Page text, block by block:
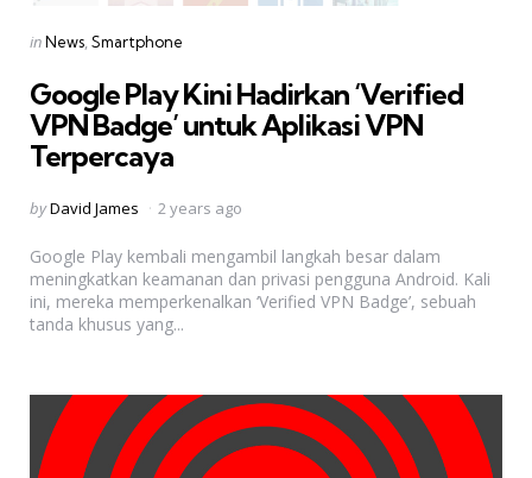
Categories
Posted
inNews Smartphone
Google Play Kini Hadirkan ‘Verified
VPN Badge’ untuk Aplikasi VPN
Terpercaya
Posted
byDavid James 2 years ago
Google Play kembali mengambil langkah besar dalam
meningkatkan keamanan dan privasi pengguna Android. Kali
ini, mereka memperkenalkan ‘Verified VPN Badge’, sebuah
tanda khusus yang...